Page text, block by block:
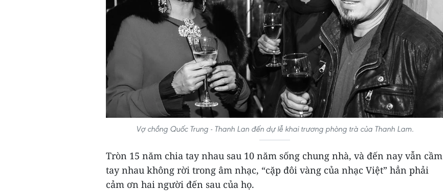
Vợ chồng Quốc Trung - Thanh Lan đến dự lễ khai trương phòng trà của Thanh Lam.
Tròn 15 năm chia tay nhau sau 10 năm sống chung nhà, và đến nay vẫn cầm
tay nhau không rời trong âm nhạc, “cặp đôi vàng của nhạc Việt” hẳn phải
cảm ơn hai người đến sau của họ.